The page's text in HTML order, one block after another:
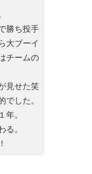
勝ち投手
大ブーイ
チームの
見せた笑
でした。
年。
る。